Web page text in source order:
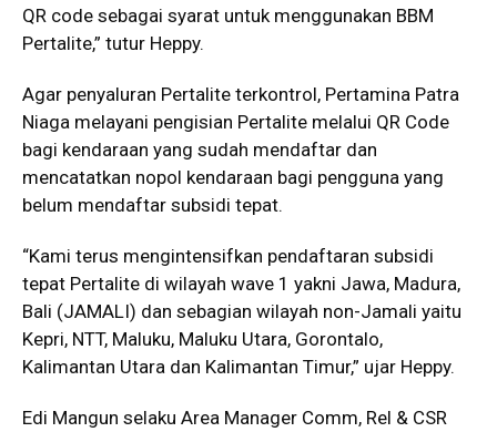
QR code sebagai syarat untuk menggunakan BBM
Pertalite,” tutur Heppy.
Agar penyaluran Pertalite terkontrol, Pertamina Patra
Niaga melayani pengisian Pertalite melalui QR Code
bagi kendaraan yang sudah mendaftar dan
mencatatkan nopol kendaraan bagi pengguna yang
belum mendaftar subsidi tepat.
“Kami terus mengintensifkan pendaftaran subsidi
tepat Pertalite di wilayah wave 1 yakni Jawa, Madura,
Bali (JAMALI) dan sebagian wilayah non-Jamali yaitu
Kepri, NTT, Maluku, Maluku Utara, Gorontalo,
Kalimantan Utara dan Kalimantan Timur,” ujar Heppy.
Edi Mangun selaku Area Manager Comm, Rel & CSR